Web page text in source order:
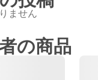
ません
の商品